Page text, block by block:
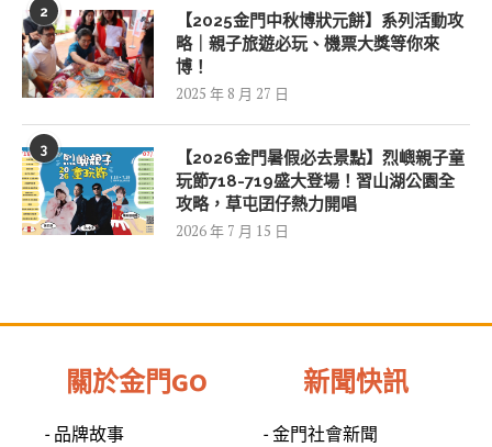
2
【2025金門中秋博狀元餅】系列活動攻
略｜親子旅遊必玩、機票大獎等你來
博！
2025 年 8 月 27 日
3
【2026金門暑假必去景點】烈嶼親子童
玩節718-719盛大登場！習山湖公園全
攻略，草屯囝仔熱力開唱
2026 年 7 月 15 日
關於金門GO
- 品牌故事
新聞快訊
- 金門社會新聞